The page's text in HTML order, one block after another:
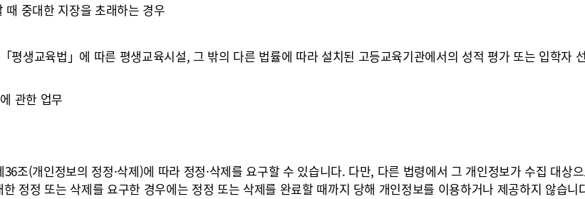
중대한 지장을 초래하는 경우
생교육법」에 따른 평생교육시설, 그 밖의 다른 법률에 따라 설치된 고등교육기관에서의 성적 평가 또는 입학자
관한 업무
조(개인정보의 정정·삭제)에 따라 정정·삭제를 요구할 수 있습니다. 다만, 다른 법령에서 그 개인정보가 수집 대상
정정 또는 삭제를 요구한 경우에는 정정 또는 삭제를 완료할 때까지 당해 개인정보를 이용하거나 제공하지 않습니